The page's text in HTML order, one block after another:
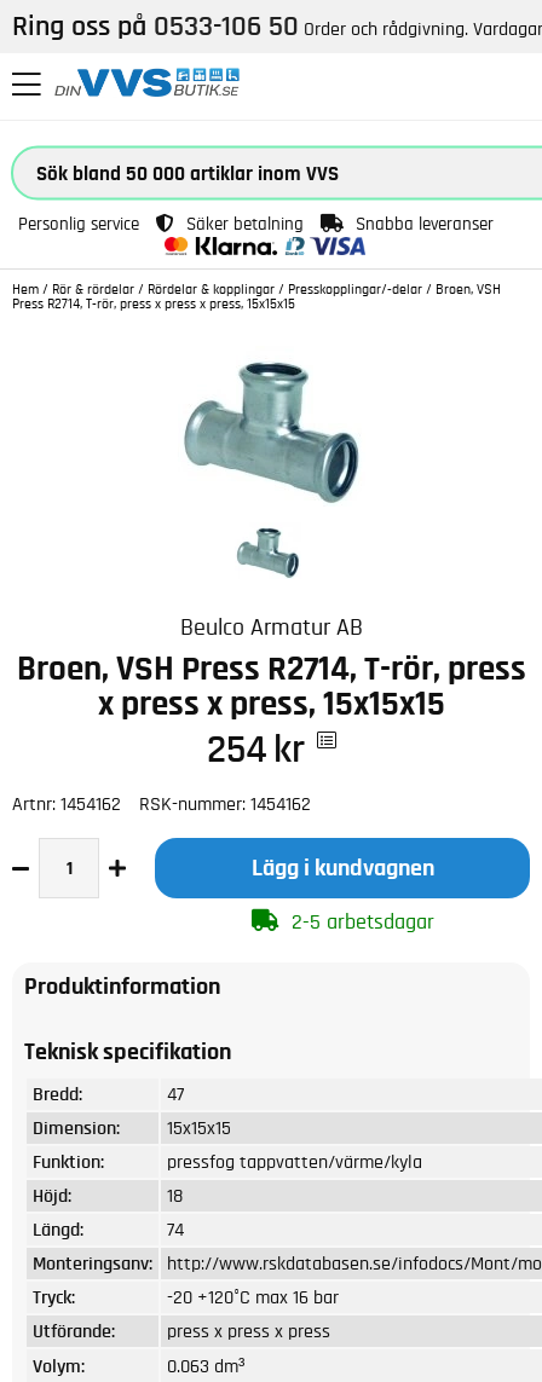
Ring oss på 0533-106 50 Order och rådgivning.
Personlig service Säker betalning Snabba leveranser
Hem / Rör & rördelar / Rördelar & kopplingar / Presskopplingar/-delar / Broen, VSH
Press R2714, T-rör, press x press x press, 15x15x15
Beulco Armatur AB
Broen, VSH Press R2714, T-rör, press
x press x press, 15x15x15
254 kr
Artnr: 1454162 RSK-nummer: 1454162
Lägg i kundvagnen
2-5 arbetsdagar
Produktinformation
Teknisk specifikation
Bredd:
47
Dimension:
15x15x15
Funktion:
pressfog tappvatten/värme/kyla
Höjd:
18
Längd:
74
Monteringsanv:
http://www.rskdatabasen.se/infodocs/Mont/
Tryck:
-20 +120°C max 16 bar
Utförande:
press x press x press
Volym:
0.063 dm³